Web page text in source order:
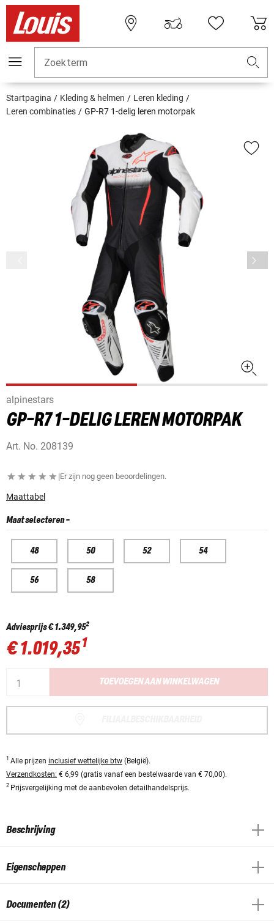
Zoekterm
Startpagina Kleding & helmen
Leren kleding
Leren combinaties
GP-R7 1-delig leren motorpak
alpinestars
GP-R7 1-DELIG LEREN MOTORPAK
Art. No. 208139
|Er zijn nog geen beoordelingen.
Maattabel
Maat selecteren-
48 50 52 54
56 58
Adviesprijs€ 1.349,952
€ 1.019,351
TOEVOEGEN AAN WINKELWAGEN
1 Alle prijzen inclusief wettelijke btw (België).
Verzendkosten: € 6,99 (gratis vanaf een bestelwaarde van € 70,00).
2 Prijsvergelijking met de aanbevolen detailhandelsprijs.
Beschrijving
Eigenschappen
Documenten (2)